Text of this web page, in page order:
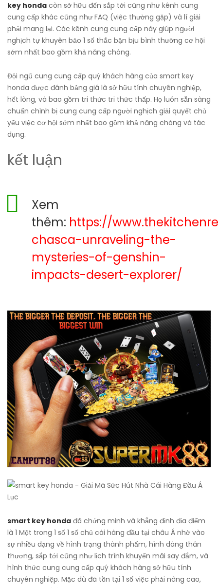
key honda còn sở hữu đến sắp tới cũng như kênh cung
cung cấp khác cũng như FAQ (việc thường gặp) và lí giải
phải mang lại. Các kênh cung cung cấp này giúp người
nghịch tự khuyên bảo 1 số thắc bận bịu bình thường cơ hội
sớm nhất bao gồm khả năng chóng.
Đội ngũ cung cung cấp quý khách hàng của smart key
honda được đánh bảng giá là sở hữu tính chuyên nghiệp,
hết lòng, và bao gồm tri thức tri thức thấp. Họ luôn sẵn sàng
chuẩn chỉnh bị cung cung cấp người nghịch giải quyết chủ
yếu việc cơ hội sớm nhất bao gồm khả năng chóng và tác
dụng.
kết luận
Xem
thêm: https://
chasca-unraveling-the-
mysteries-of-genshin-
impacts-desert-explorer/
smart key honda đã chứng minh và khẳng định địa điểm
là 1 Một trong 1 số 1 số chủ cái hàng đầu tại châu Á nhờ vào
sự nhiều dạng về hình trạng thành phẩm, hình dáng thân
thương, sắp tới cũng như lịch trình khuyến mãi say đắm, và
hình thức cung cung cấp quý khách hàng sở hữu tính
chuyên nghiệp. Mặc dù đã tồn tại 1 số việc phải nâng cao,